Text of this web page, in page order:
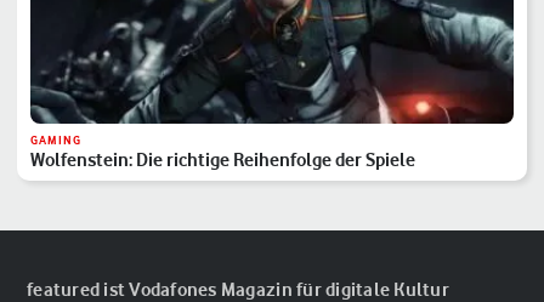
GAMING
Wolfenstein: Die richtige Reihenfolge der Spiele
featured ist Vodafones Magazin für digitale Kultur